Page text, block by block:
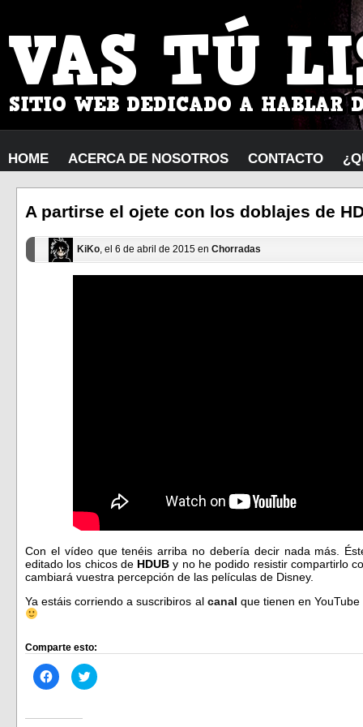
HOME ACERCA DE NOSOTROS CONTACTO
A partirse el ojete con los doblajes de
KiKo, el 6 de abril de 2015 en Chorradas
Con el vídeo que tenéis arriba no debería decir nada más.
editado los chicos de HDUB y no he podido resistir compartirlo
cambiará vuestra percepción de las películas de Disney.
Ya estáis corriendo a suscribiros al canal que tienen en
Comparte esto:
Haz
clic
Facebook
Haz
clic